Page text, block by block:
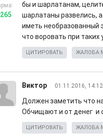
бы и шарлатанам,
шарлатаны развелись,
иметь необразованный
что воровать при
ЦИТИРОВАТЬ ЖАЛОБА
Виктор 01.11.2016, 14:12
Должен заметить что
Обчищают и от денег и
ЦИТИРОВАТЬ ЖАЛОБА